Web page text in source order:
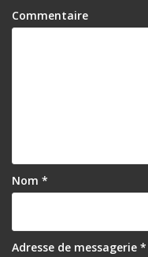
Commentaire
Nom *
Adresse de messagerie *